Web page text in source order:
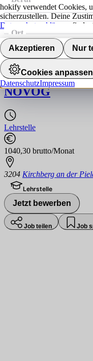
Ort
Jobs finden
Lehrling
NÖVOG
Lehrstelle
1040,30 brutto/Monat
3204 Kirchberg an der
Lehrstelle
Jetzt bewerben
Job teilen Job
hokify verwendet Cookies,
sicherzustellen. Deine
Datenschutzerklärung
Akzeptieren Nur
Cookies anpassen
DatenschutzImpressum